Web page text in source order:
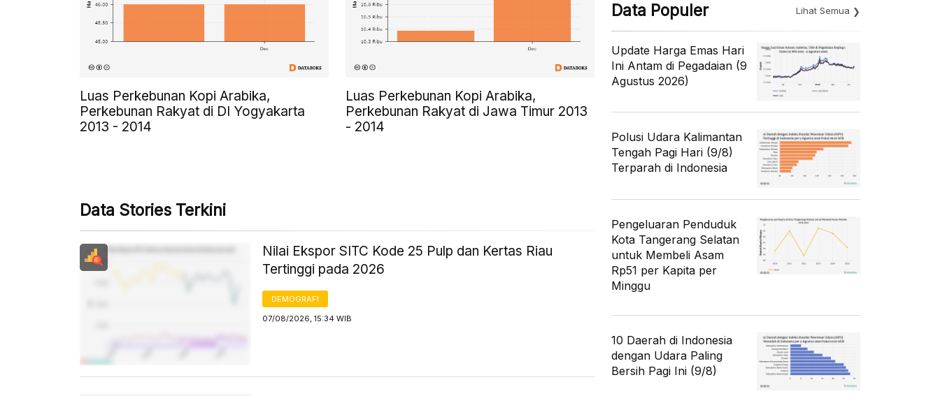
Luas Perkebunan Kopi Arabika,
Perkebunan Rakyat di DI Yogyakarta
2013 - 2014
Luas Perkebunan Kopi Arabika,
Perkebunan Rakyat di Jawa Timur 2013
- 2014
Data Stories Terkini
Nilai Ekspor SITC Kode 25 Pulp dan Kertas Riau
Tertinggi pada 2026
DEMOGRAFI
07/08/2026, 15:34 WIB
Data Populer Lihat Semua
Update Harga Emas Hari
Ini Antam di Pegadaian (9
Agustus 2026)
Polusi Udara Kalimantan
Tengah Pagi Hari (9/8)
Terparah di Indonesia
Pengeluaran Penduduk
Kota Tangerang Selatan
untuk Membeli Asam
Rp51 per Kapita per
Minggu
10 Daerah di Indonesia
dengan Udara Paling
Bersih Pagi Ini (9/8)